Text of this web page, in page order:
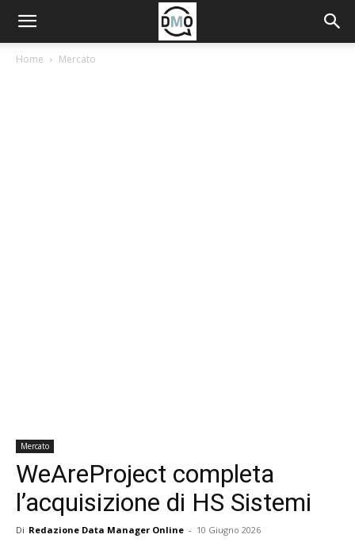
Home Mercato
Mercato
WeAreProject completa
l’acquisizione di HS Sistemi
Di Redazione Data Manager Online - 10 Giugno 2026